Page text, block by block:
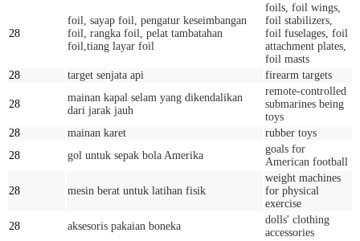
28
foil, sayap foil, pengatur keseimbangan
foil, rangka foil, pelat tambatahan
foil,tiang layar foil
foils, foil wings,
foil stabilizers,
foil fuselages, foil
attachment plates,
foil masts
28
target senjata api firearm targets
28
mainan kapal selam yang dikendalikan
dari jarak jauh
remote-controlled
submarines being
toys
28
mainan karet
rubber toys
28
gol untuk sepak bola Amerika
goals for
American football
28 mesin berat untuk latihan fisik
weight machines
for physical
exercise
28
aksesoris pakaian boneka
dolls' clothing
accessories